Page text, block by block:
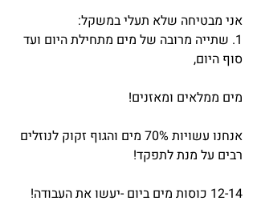
אני מבטיחה שלא תעלי במשקל:
1. שתייה מרובה של מים מתחילת היום ועד
סוף היום,
מים ממלאים ומאזנים!
אנחנו עשויות 70% מים והגוף זקוק לנוזלים
רבים על מנת לתפקד!
12-14 כוסות מים ביום -יעשו את העבודה!